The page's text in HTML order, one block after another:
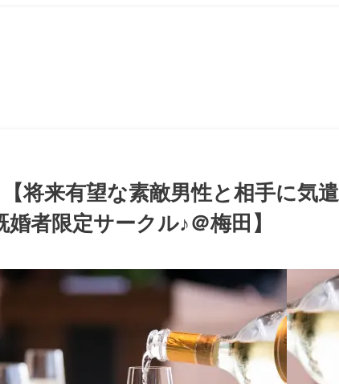
将来有望な素敵男性と相手に気遣
者限定サークル♪＠梅田】